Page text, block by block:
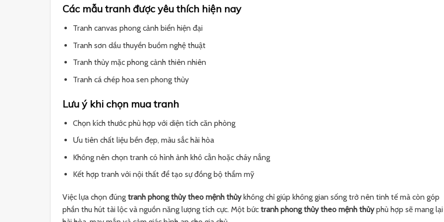
Các mẫu tranh được yêu thích hiện nay
Tranh canvas phong cảnh biển hiện đại
Tranh sơn dầu thuyền buồm nghệ thuật
Tranh thủy mặc phong cảnh thiên nhiên
Tranh cá chép hoa sen phong thủy
Lưu ý khi chọn mua tranh
Chọn kích thước phù hợp với diện tích căn phòng
Ưu tiên chất liệu bền đẹp, màu sắc hài hòa
Không nên chọn tranh có hình ảnh khô cằn hoặc cháy nắng
Kết hợp tranh với nội thất để tạo sự đồng bộ thẩm mỹ
Việc lựa chọn đúng tranh phong thủy theo mệnh thủykhông chỉ giúp không gian sống trở nên tinh tế mà còn góp
phần thu hút tài lộc và nguồn năng lượng tích cực. Một bức tranh phong thủy theo mệnh thủyphù hợp sẽ mang lại